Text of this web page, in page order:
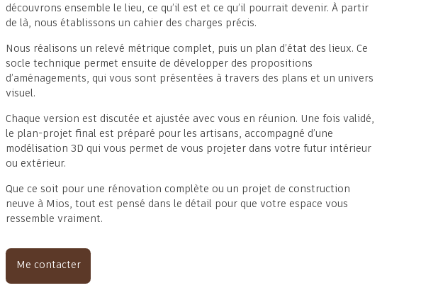
découvrons ensemble le lieu, ce qu’il est et ce qu’il pourrait devenir. À partir
de là, nous établissons un cahier des charges précis.
Nous réalisons un relevé métrique complet, puis un plan d’état des lieux. Ce
socle technique permet ensuite de développer des propositions
d’aménagements, qui vous sont présentées à travers des plans et un univers
visuel.
Chaque version est discutée et ajustée avec vous en réunion. Une fois validé,
le plan-projet final est préparé pour les artisans, accompagné d’une
modélisation 3D qui vous permet de vous projeter dans votre futur intérieur
ou extérieur.
Que ce soit pour une rénovation complète ou un projet de construction
neuve à Mios, tout est pensé dans le détail pour que votre espace vous
ressemble vraiment.
Me contacter